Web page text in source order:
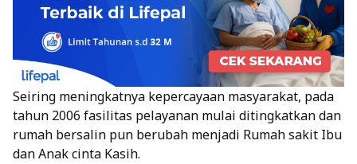
Seiring meningkatnya kepercayaan masyarakat, pada
tahun 2006 fasilitas pelayanan mulai ditingkatkan dan
rumah bersalin pun berubah menjadi Rumah sakit Ibu
dan Anak cinta Kasih.